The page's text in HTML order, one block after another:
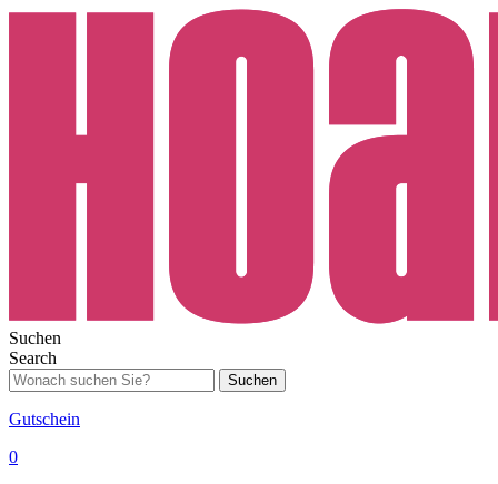
Suchen
Search
Suchen
Gutschein
0